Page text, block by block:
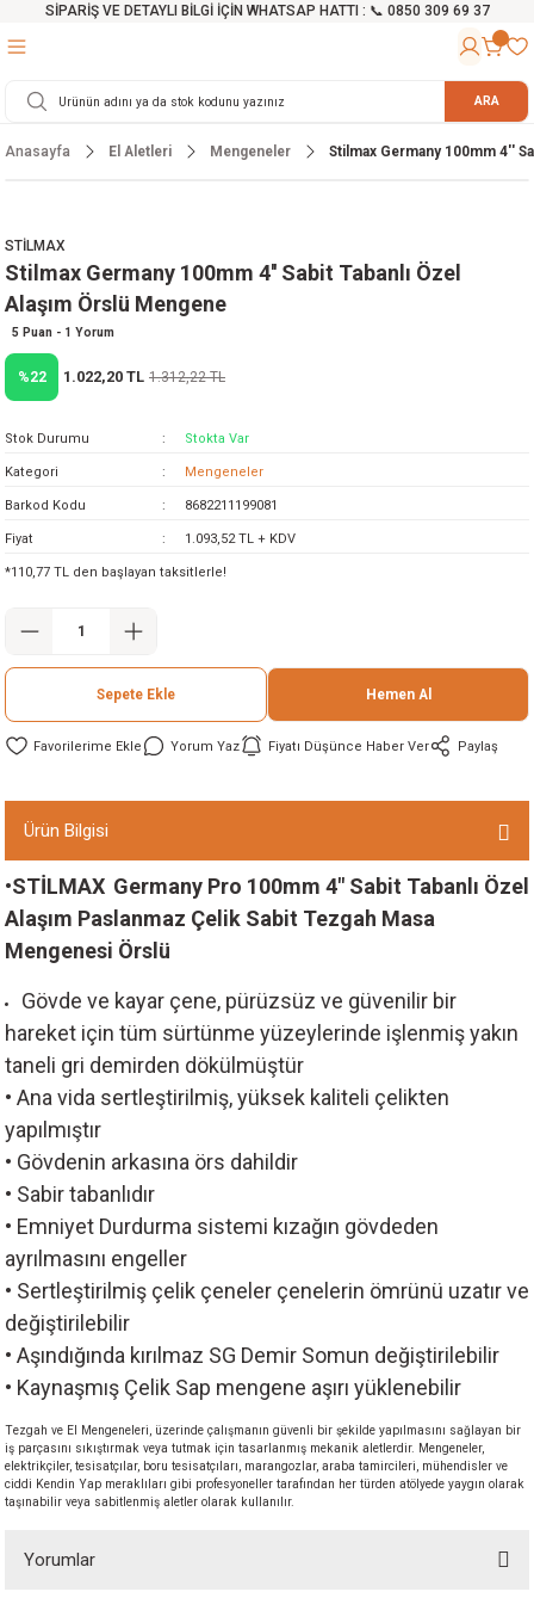
SİPARİŞ VE DETAYLI BİLGİ İÇİN WHATSAP HATTI : 📞 0850 309 69 37
Testereler
Makinesi
Testereler
Cihazları
Mikser
Üfleme Makinesi
ve Arabalar
Malzemeleri ARA
Anasayfa El Aletleri Mengeneler Stilmax Germany 100mm 4''
STİLMAX
Stilmax Germany 100mm 4'' Sabit Tabanlı Özel
Alaşım Örslü Mengene
5 Puan - 1 Yorum
%22 1.022,20 TL 1.312,22 TL
Stok Durumu Stokta Var
Kategori Mengeneler
Barkod Kodu 8682211199081
Fiyat 1.093,52 TL + KDV
*110,77 TL den başlayan taksitlerle!
Sepete Ekle Hemen Al
Yorum Yaz Fiyatı Düşünce Haber Ver Paylaş
Ürün Bilgisi
•STİLMAX Germany Pro 100mm 4" Sabit Tabanlı Özel
Alaşım Paslanmaz Çelik Sabit Tezgah Masa
Mengenesi Örslü
Gövde ve kayar çene, pürüzsüz ve güvenilir bir
hareket için tüm sürtünme yüzeylerinde işlenmiş yakın
taneli gri demirden dökülmüştür
• Ana vida sertleştirilmiş, yüksek kaliteli çelikten
yapılmıştır
• Gövdenin arkasına örs dahildir
• Sabir tabanlıdır
• Emniyet Durdurma sistemi kızağın gövdeden
ayrılmasını engeller
• Sertleştirilmiş çelik çeneler çenelerin ömrünü uzatır ve
değiştirilebilir
• Aşındığında kırılmaz SG Demir Somun değiştirilebilir
• Kaynaşmış Çelik Sap mengene aşırı yüklenebilir
Tezgah ve El Mengeneleri, üzerinde çalışmanın güvenli bir şekilde yapılmasını sağlayan bir
iş parçasını sıkıştırmak veya tutmak için tasarlanmış mekanik aletlerdir. Mengeneler,
elektrikçiler, tesisatçılar, boru tesisatçıları, marangozlar, araba tamircileri, mühendisler ve
ciddi Kendin Yap meraklıları gibi profesyoneller tarafından her türden atölyede yaygın olarak
taşınabilir veya sabitlenmiş aletler olarak kullanılır.
Yorumlar